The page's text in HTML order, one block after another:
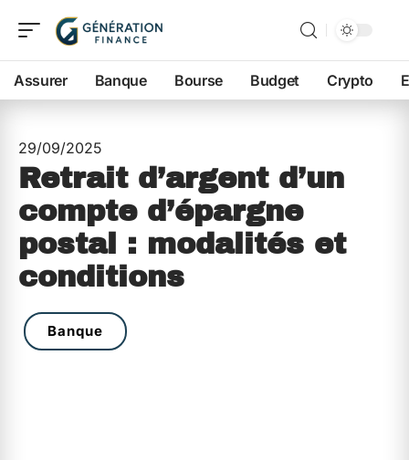
Assurer Banque Bourse Budget Crypto
29/09/2025
Retrait d’argent d’un
compte d’épargne
postal : modalités et
conditions
Banque